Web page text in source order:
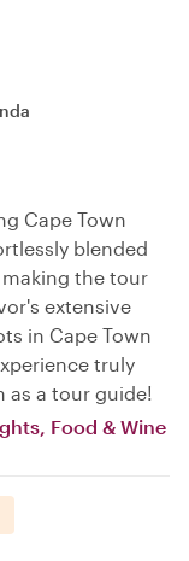
Cape Town
blended
the tour
extensive
in Cape Town
truly
as a tour guide!
Food & Wine